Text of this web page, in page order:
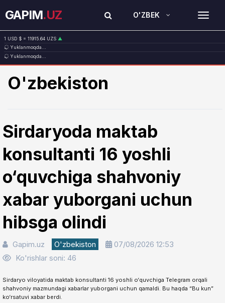
GAPIM.UZ O'ZBEK
1 USD $ = 11915.64 UZS ▲
1 EUR € = 13749.46 UZS
1 RUB ₽ = 146.19 UZS
1 CNY ¥ = 1765.52 UZS▲
Yuklanmoqda...
Yuklanmoqda...
O'zbekiston
Sirdaryoda maktab
konsultanti 16 yoshli
o‘quvchiga shahvoniy
xabar yuborgani uchun
hibsga olindi
Gapim.uz O'zbekiston
07/08/2026 12:53
Ko'rishlar soni: 46
Sirdaryo viloyatida maktab konsultanti 16 yoshli o‘quvchiga Telegram orqali
shahvoniy mazmundagi xabarlar yuborgani uchun qamaldi. Bu haqda “Bu kun”
ko‘rsatuvi xabar berdi.